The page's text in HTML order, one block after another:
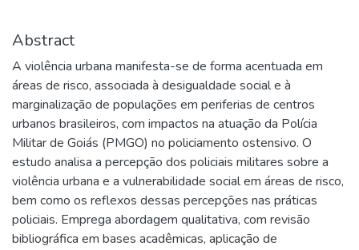
Abstract
A violência urbana manifesta-se de forma acentuada em
áreas de risco, associada à desigualdade social e à
marginalização de populações em periferias de centros
urbanos brasileiros, com impactos na atuação da Polícia
Militar de Goiás (PMGO) no policiamento ostensivo. O
estudo analisa a percepção dos policiais militares sobre a
violência urbana e a vulnerabilidade social em áreas de risco,
bem como os reflexos dessas percepções nas práticas
policiais. Emprega abordagem qualitativa, com revisão
bibliográfica em bases acadêmicas, aplicação de